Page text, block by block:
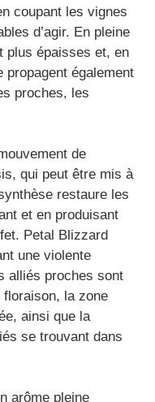
coupant les vignes
d’agir. En pleine
plus épaisses et, en
également
proches, les
de
qui peut être mis à
restaure les
et en produisant
Petal Blizzard
une violente
alliés proches sont
la zone
ainsi que la
se trouvant dans
arôme pleine